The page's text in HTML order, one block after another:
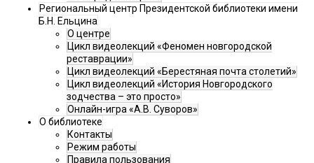
Региональный центр Президентской библиотеки имени
Б.Н. Ельцина
О центре
Цикл видеолекций «Феномен новгородской
реставрации»
Цикл видеолекций «Берестяная почта столетий»
Цикл видеолекций «История Новгородского
зодчества – это просто»
Онлайн-игра «А.В. Суворов»
О библиотеке
Контакты
Режим работы
Правила пользования